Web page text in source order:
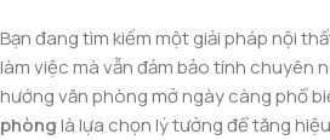
Bạn đang tìm kiếm một giải pháp nội
làm việc mà vẫn đảm bảo tính chuyên
hướng văn phòng mở ngày càng phổ
phònglà lựa chọn lý tưởng để tăng